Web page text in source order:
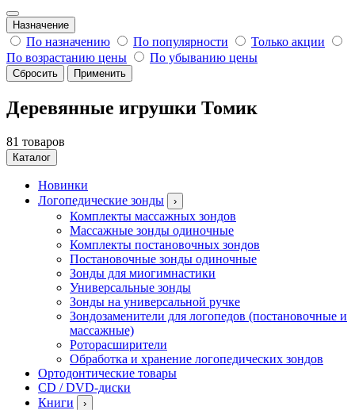
Назначение
По назначению По популярности
Только акции
По возрастанию цены
По убыванию цены
Сбросить Применить
Деревянные игрушки Томик
81 товаров
Каталог
Новинки
Логопедические зонды
›
Комплекты массажных зондов
Массажные зонды одиночные
Комплекты постановочных зондов
Постановочные зонды одиночные
Зонды для миогимнастики
Универсальные зонды
Зонды на универсальной ручке
Зондозаменители для логопедов (постановочные и
массажные)
Роторасширители
Обработка и хранение логопедических зондов
Ортодонтические товары
CD / DVD-диски
Книги
›